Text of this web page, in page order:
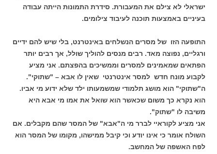
ישראלי לא צילם את המעבורת. סידרת התמונות הייתה עבודה
בעיניים באמצעות תוכנה לעיבוד צילומים.
התופעה הזו של מסרים הנשלחים באינטרנט, בלי שיש להם ידיים
ורגליים, נפוצה מאד. רבים מנסים להוליך שולל, אך רבים יותר
הפתאים שמאמינים למסרים וממשיכים בהפצתם. אני מציע
לקבוע מונח חדש למסר אינטרנטי שאין לו אבא – "שתוקי".
ה"שתוקי" הוא מושג תלמודי שמשמעותו ילד שלא ידוע מי אביו.
הוא נקרא כך משום שכאשר הוא שואל את אמו מי אבא היא
משיבה לו "שתוק".
אני מציע לקוראיי לברר מי ה"אבא" של המסר שהם מקבלים. אם
השולח אומר כי אינו יודע וכי קיבל ממישהו, מקומו של המסר הוא
לפח האשפה של המחשב.